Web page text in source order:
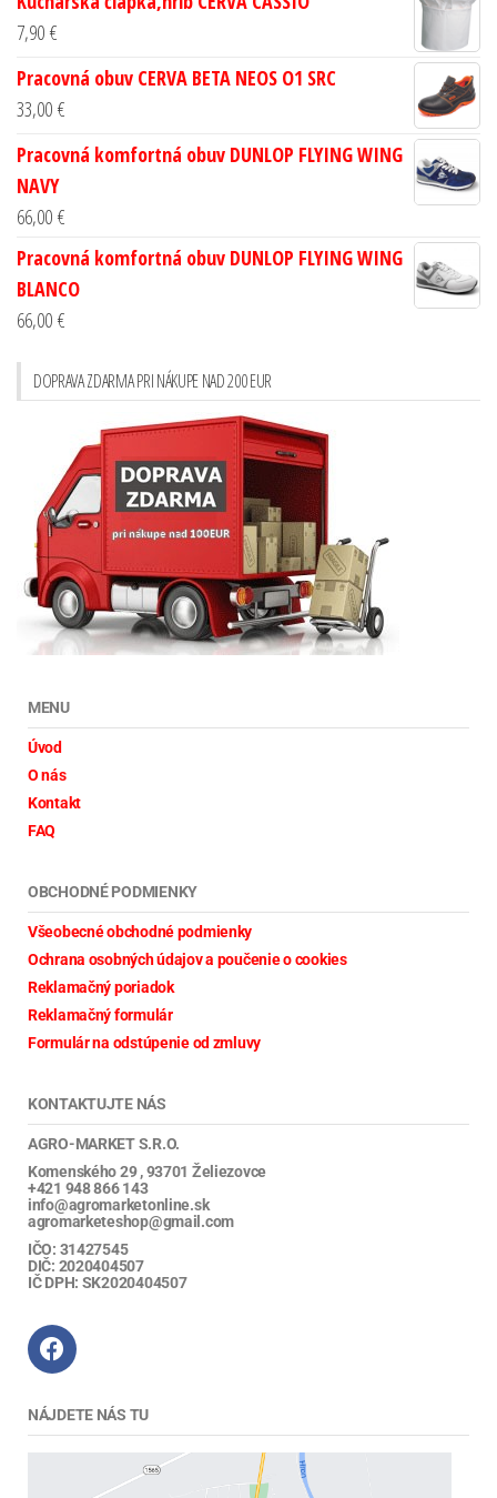
7,90 €
Pracovná obuv CERVA BETA NEOS O1 SRC
33,00 €
Pracovná komfortná obuv DUNLOP FLYING WING
NAVY
66,00 €
Pracovná komfortná obuv DUNLOP FLYING WING
BLANCO
66,00 €
DOPRAVA ZDARMA PRI NÁKUPE NAD 200 EUR
MENU
Úvod
O nás
Kontakt
FAQ
OBCHODNÉ PODMIENKY
Všeobecné obchodné podmienky
Ochrana osobných údajov a poučenie o cookies
Reklamačný poriadok
Reklamačný formulár
Formulár na odstúpenie od zmluvy
KONTAKTUJTE NÁS
AGRO-MARKET S.R.O.
Komenského 29 , 93701 Želiezovce
+421 948 866 143
info@agromarketonline.sk
agromarketeshop@gmail.com
IČO: 31427545
DIČ: 2020404507
IČ DPH: SK2020404507
NÁJDETE NÁS TU